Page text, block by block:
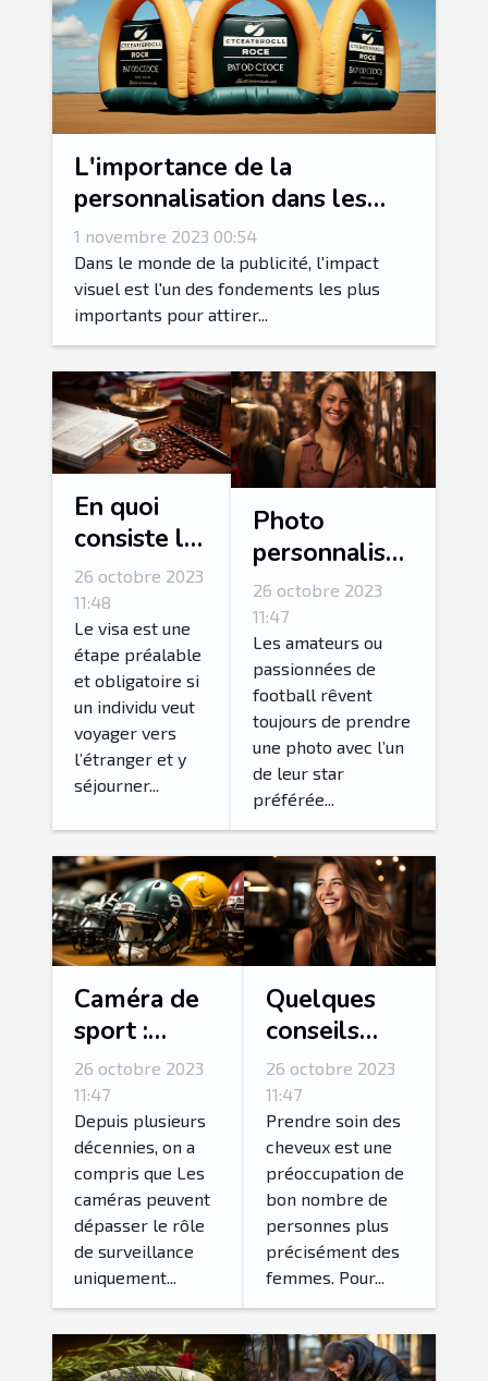
L'importance de la
personnalisation dans les
arches gonflables
publicitaires
1 novembre 2023 00:54
Dans le monde de la publicité, l'impact
visuel est l'un des fondements les plus
importants pour attirer...
En quoi
consiste la
procédure
de
demande
ESTA ?
26 octobre 2023
11:48
Le visa est une
étape préalable
et obligatoire si
un individu veut
voyager vers
l’étranger et y
séjourner...
Photo
personnalisée
: comment
personnalisé
sa photo avec
l’une de ses
stars
préférées ?
26 octobre 2023
11:47
Les amateurs ou
passionnées de
football rêvent
toujours de prendre
une photo avec l’un
de leur star
préférée...
Caméra de
sport :
parlons-en !
26 octobre 2023
11:47
Depuis plusieurs
décennies, on a
compris que Les
caméras peuvent
dépasser le rôle
de surveillance
uniquement...
Quelques
conseils
pour
fortifier ses
cheveux ?
26 octobre 2023
11:47
Prendre soin des
cheveux est une
préoccupation de
bon nombre de
personnes plus
précisément des
femmes. Pour...